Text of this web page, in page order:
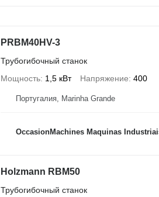
PRBM40HV-3
Трубогибочный станок
Мощность 1,5 кВт Напряжение 400
Португалия, Marinha Grande
OccasionMachines Maquinas
Holzmann RBM50
Трубогибочный станок